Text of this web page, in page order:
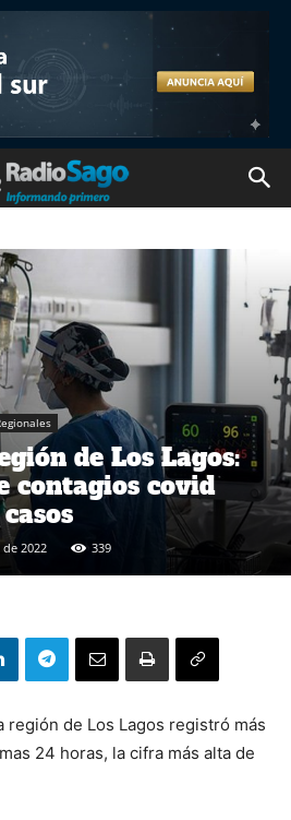
de Los Lagos:
contagios covid
2022 339
región de Los Lagos registró más
24 horas, la cifra más alta de